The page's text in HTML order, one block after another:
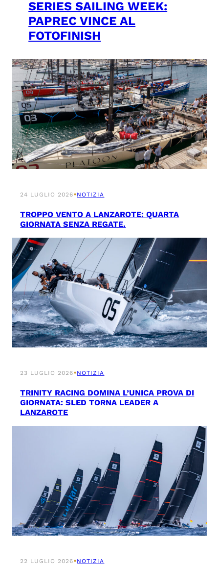
SERIES SAILING WEEK:
PAPREC VINCE AL
FOTOFINISH
24 LUGLIO 2026•NOTIZIA
TROPPO VENTO A LANZAROTE: QUARTA
GIORNATA SENZA REGATE.
23 LUGLIO 2026•NOTIZIA
TRINITY RACING DOMINA L’UNICA PROVA DI
GIORNATA: SLED TORNA LEADER A
LANZAROTE
22 LUGLIO 2026•NOTIZIA